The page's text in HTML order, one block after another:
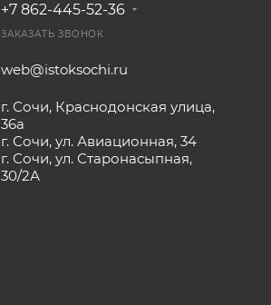
+7 862-445-52-36
ЗАКАЗАТЬ ЗВОНОК
web@istoksochi.ru
г. Сочи, Краснодонская улица,
36а
г. Сочи, ул. Авиационная, 34
г. Сочи, ул. Старонасыпная,
30/2А